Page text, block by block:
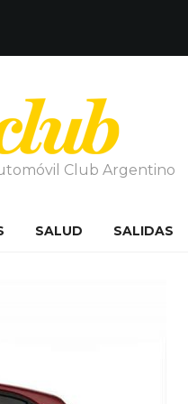
Club Argentino
SALUD SALIDAS